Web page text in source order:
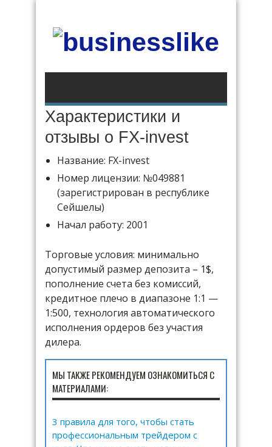
Характеристики и
отзывы о FX-invest
Название: FX-invest
Номер лицензии: №049881
(зарегистрирован в республике
Сейшелы)
Начал работу: 2001
Торговые условия: минимально
допустимый размер депозита – 1$,
пополнение счета без комиссий,
кредитное плечо в диапазоне 1:1 —
1:500, технология автоматического
исполнения ордеров без участия
дилера.
МЫ ТАКЖЕ РЕКОМЕНДУЕМ ОЗНАКОМИТЬСЯ С
МАТЕРИАЛАМИ:
3 правила для того, чтобы стать
профессиональным трейдером с